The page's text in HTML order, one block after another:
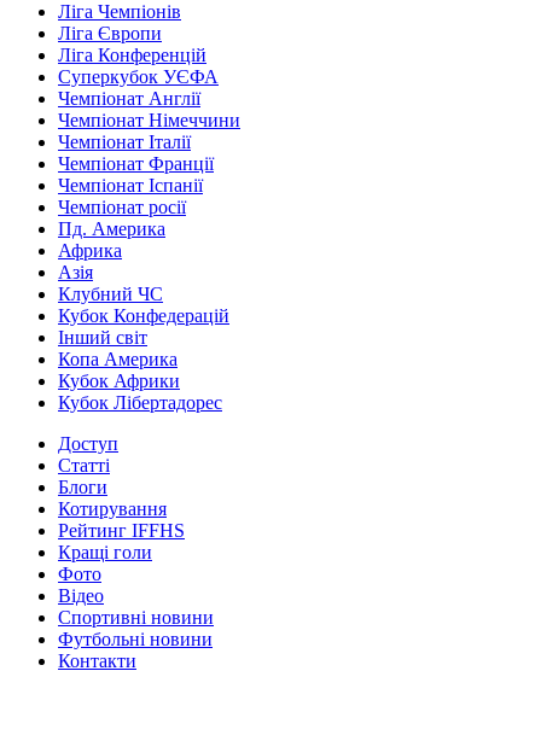
Ліга Чемпіонів
Ліга Європи
Ліга Конференцій
Суперкубок УЄФА
Чемпіонат Англії
Чемпіонат Німеччини
Чемпіонат Італії
Чемпіонат Франції
Чемпіонат Іспанії
Чемпіонат росії
Пд. Америка
Африка
Азія
Клубний ЧС
Кубок Конфедерацій
Інший світ
Копа Америка
Кубок Африки
Кубок Лібертадорес
Доступ
Статті
Блоги
Котирування
Рейтинг IFFHS
Кращі голи
Фото
Відео
Спортивні новини
Футбольні новини
Контакти